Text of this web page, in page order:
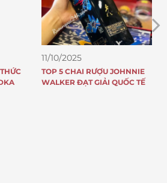
11/10/2025
TOP 5 CHAI RƯỢU JOHNNIE
WALKER ĐẠT GIẢI QUỐC TẾ